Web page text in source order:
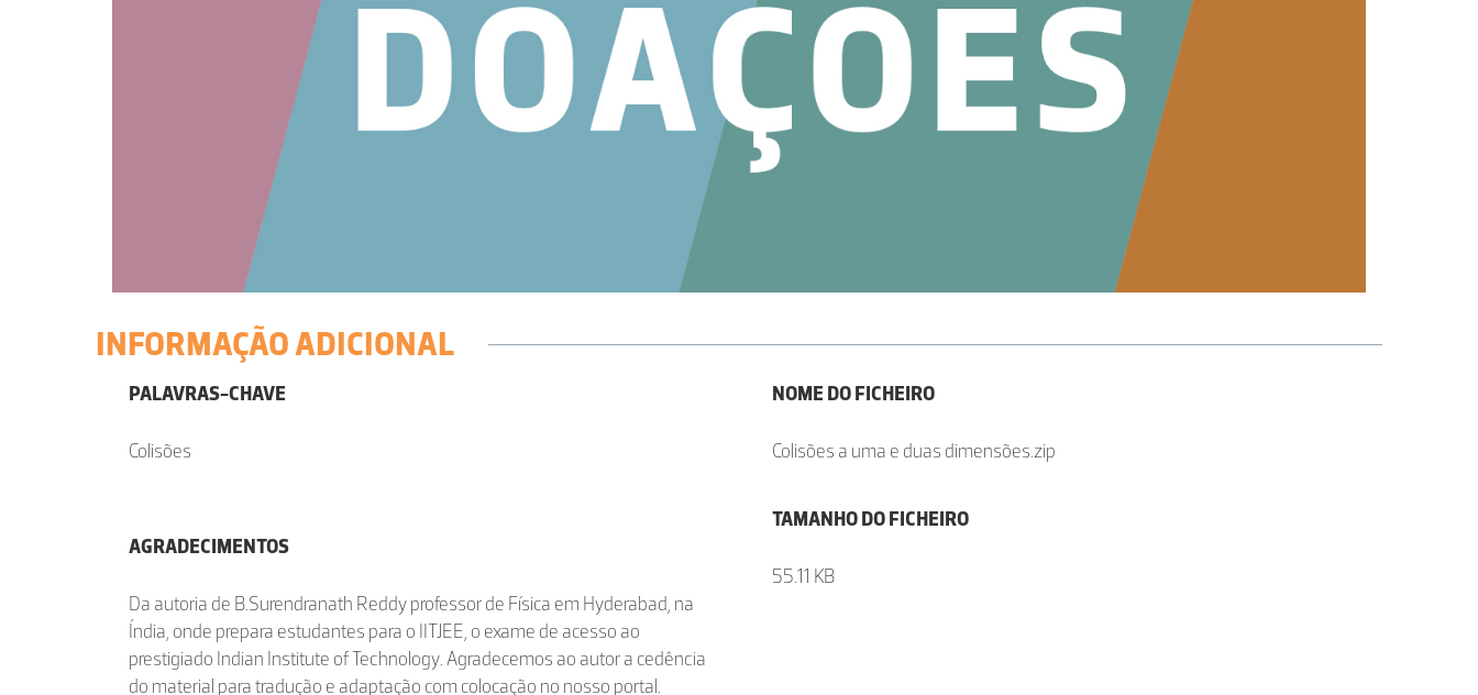
INFORMAÇÃO ADICIONAL
PALAVRAS-CHAVE
Colisões
AGRADECIMENTOS
Da autoria de B.Surendranath Reddy professor de Física em Hyderabad, na
Índia, onde prepara estudantes para o IITJEE, o exame de acesso ao
prestigiado Indian Institute of Technology. Agradecemos ao autor a cedência
do material para tradução e adaptação com colocação no nosso portal.
NOME DO FICHEIRO
Colisões a uma e duas dimensões.zip
TAMANHO DO FICHEIRO
55.11 KB